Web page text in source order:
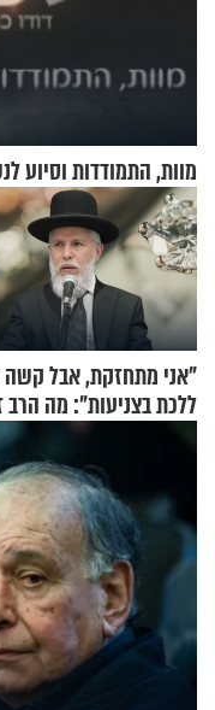
מוות, התמודדות וסיוע
"אני מתחזקת, אבל קשה
ללכת בצניעות": מה הרב
כהן המליץ לה לעשות?